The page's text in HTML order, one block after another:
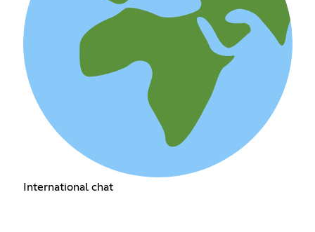
International chat